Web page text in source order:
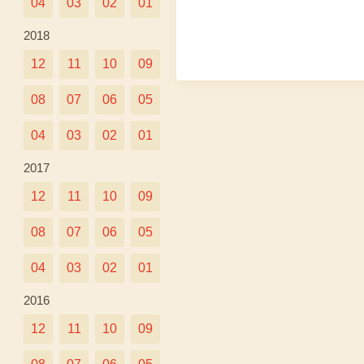
04 03 02 01
2018
12 11 10 09
08 07 06 05
04 03 02 01
2017
12 11 10 09
08 07 06 05
04 03 02 01
2016
12 11 10 09